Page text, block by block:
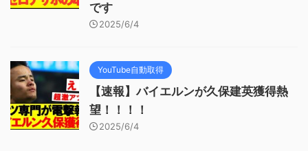
です
2025/6/4
YouTube自動取得
【速報】バイエルンが久保建英獲得熱
望！！！！
2025/6/4